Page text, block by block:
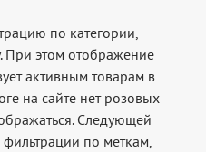
по категории,
При этом отображение
активным товарам в
на сайте нет розовых
Следующей
по меткам,